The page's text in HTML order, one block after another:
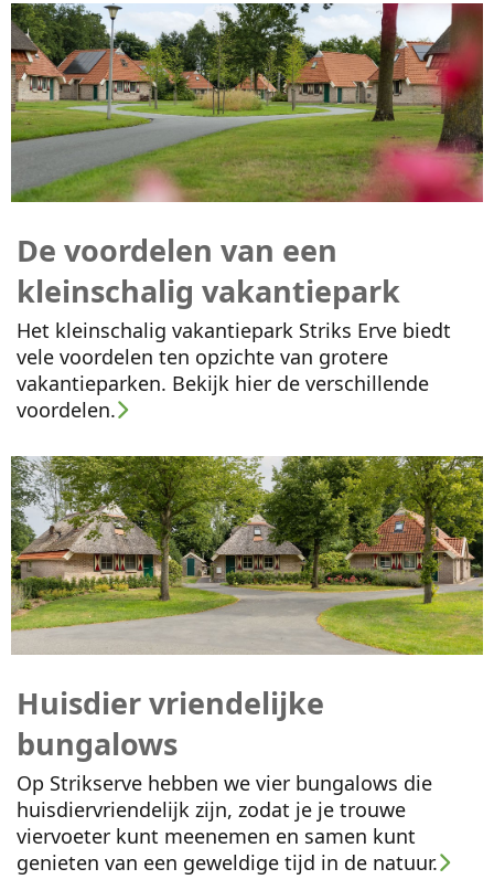
De voordelen van een
kleinschalig vakantiepark
Het kleinschalig vakantiepark Striks Erve biedt
vele voordelen ten opzichte van grotere
vakantieparken. Bekijk hier de verschillende
voordelen.
Huisdier vriendelijke
bungalows
Op Strikserve hebben we vier bungalows die
huisdiervriendelijk zijn, zodat je je trouwe
viervoeter kunt meenemen en samen kunt
genieten van een geweldige tijd in de natuur.